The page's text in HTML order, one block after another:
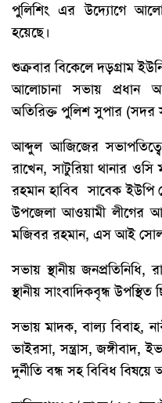
পুলিশিং এর উদ্যোগে
হয়েছে।
শুক্রবার বিকেলে দড়্গ্রাম
আলোচানা সভায় প্রধান
অতিরিক্ত পুলিশ সুপার (সদর
আব্দুল আজিজের
রাখেন, সাটুরিয়া থানার
রহমান হাবিব সাবেক ইউপি
উপজেলা আওয়ামী লীগের
মজিবর রহমান, এস আই
সভায় স্থানীয় জনপ্রতিনিধি,
স্থানীয় সাংবাদিকবৃন্ধ উপস্থিত
সভায় মাদক, বাল্য বিবাহ,
ভাইরসা, সন্ত্রাস, জঙ্গীবাদ,
দুর্নীতি বন্ধ সহ বিবিধ